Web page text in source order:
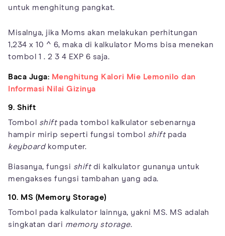
untuk menghitung pangkat.
Misalnya, jika Moms akan melakukan perhitungan
1,234 x 10 ^ 6, maka di kalkulator Moms bisa menekan
tombol 1 . 2 3 4 EXP 6 saja.
Baca Juga: Menghitung Kalori Mie Lemonilo dan
Informasi Nilai Gizinya
9. Shift
Tombol shiftpada tombol kalkulator sebenarnya
hampir mirip seperti fungsi tombol shiftpada
keyboardkomputer.
Biasanya, fungsi shiftdi kalkulator gunanya untuk
mengakses fungsi tambahan yang ada.
10. MS (Memory Storage)
Tombol pada kalkulator lainnya, yakni MS. MS adalah
singkatan dari memory storage.